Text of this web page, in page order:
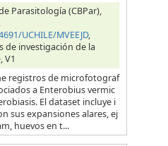
Parasitología (CBPar),
UCHILE/MVEEJD,
de investigación de la
V1
registros de microfotograf
a Enterobius vermic
El dataset incluye i
sus expansiones alares, ej
huevos en t...